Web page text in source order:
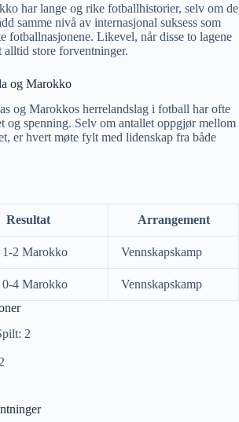
har lange og rike fotballhistorier, selv om de
samme nivå av internasjonal suksess som
fotballnasjonene. Likevel, når disse to lagene
alltid store forventninger.
og Marokko
og Marokkos herrelandslag i fotball har ofte
og spenning. Selv om antallet oppgjør mellom
er hvert møte fylt med lidenskap fra både
Resultat Arrangement
1-2 Marokko Vennskapskamp
0-4 Marokko
Vennskapskamp
2